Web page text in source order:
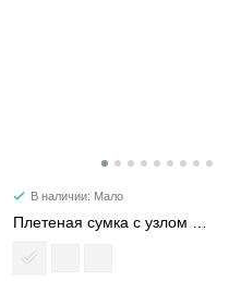
В наличии: Мало
Плетеная сумка с узлом мини 6502-1